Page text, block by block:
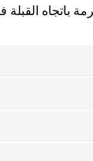
باتجاه القبلة